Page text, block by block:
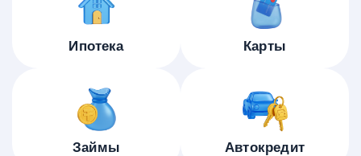
Ипотека Карты
Займы Автокредит